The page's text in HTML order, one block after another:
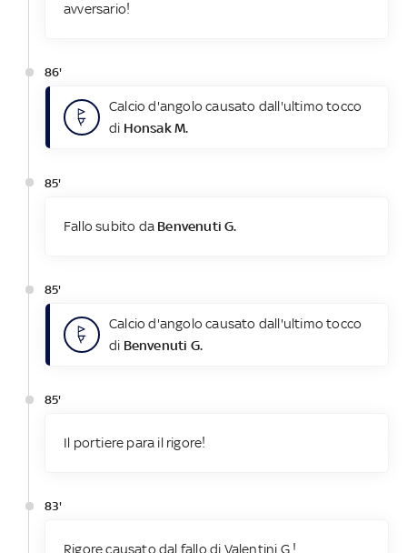
avversario!
86'
Calcio d'angolo causato dall'ultimo tocco
di Honsak M.
85'
Fallo subito da Benvenuti G.
85'
Calcio d'angolo causato dall'ultimo tocco
di Benvenuti G.
85'
Il portiere para il rigore!
83'
Rigore causato dal fallo di Valentini G.!